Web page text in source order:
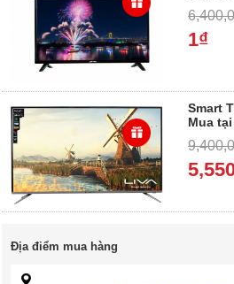
1₫
Smart
Mua
Địa điểm mua hàng